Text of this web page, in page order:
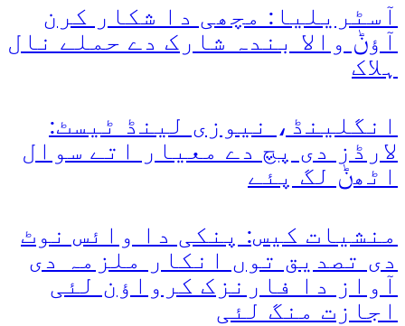
آسٹریلیا: مچھی دا شکار کرن
آؤݨ والا بندہ شارک دے حملے نال
ہلاک
انگلینڈ، نیوزی لینڈ ٹیسٹ:
لارڈز دی پچ دے معیار اتے سوال
اٹھݨ لگ پئے
منشیات کیس: پنکی دا وائس نوٹ
دی تصدیق توں انکار ملزمہ دی
آواز دا فارنزک کرواؤن لئی
اجازت منگ لئی